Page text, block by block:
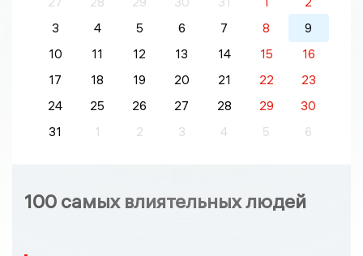
3
4 5 6 7 8
9
10
11 12 13 14 15
16
17
18 19 20 21 22
23
24
25 26 27 28 29
30
31
1 2 3 4 5 6
100 самых влиятельных людей